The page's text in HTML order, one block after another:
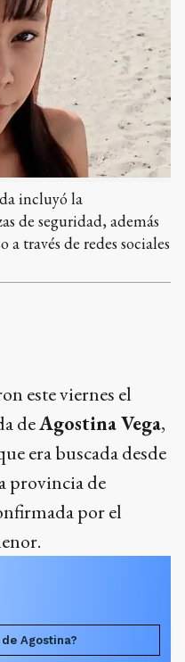
incluyó la
de seguridad, además
través de redes sociales
este viernes el
deAgostina Vega,
era buscada desde
provincia de
por el
Agostina?